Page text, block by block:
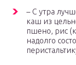
– С утра
каш из
пшено, рис
надолго